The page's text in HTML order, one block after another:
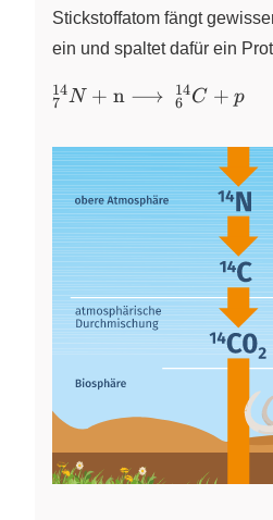
Stickstoffatom fängt
ein und spaltet dafür ein
_{7}^{14}N +
\longrightarrow~
_{6}^{14}C + p
7
14N + n ⟶ 6
14C + p